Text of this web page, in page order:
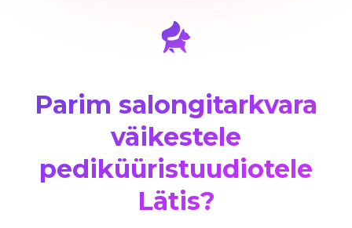
Parim salongitarkvara
väikestele
pediküüristuudiotele
Lätis?